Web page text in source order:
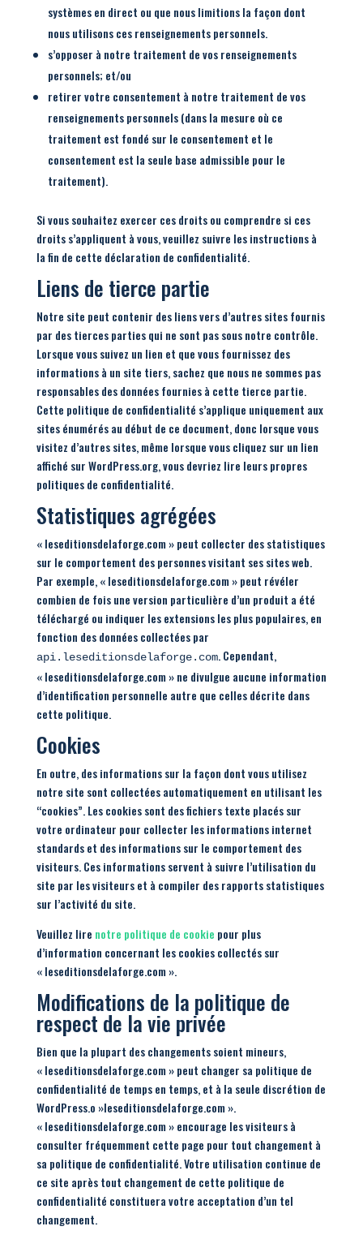
systèmes en direct ou que nous limitions la façon dont
nous utilisons ces renseignements personnels.
s’opposer à notre traitement de vos renseignements
personnels; et/ou
retirer votre consentement à notre traitement de vos
renseignements personnels (dans la mesure où ce
traitement est fondé sur le consentement et le
consentement est la seule base admissible pour le
traitement).
Si vous souhaitez exercer ces droits ou comprendre si ces
droits s’appliquent à vous, veuillez suivre les instructions à
la fin de cette déclaration de confidentialité.
Liens de tierce partie
Notre site peut contenir des liens vers d’autres sites fournis
par des tierces parties qui ne sont pas sous notre contrôle.
Lorsque vous suivez un lien et que vous fournissez des
informations à un site tiers, sachez que nous ne sommes pas
responsables des données fournies à cette tierce partie.
Cette politique de confidentialité s’applique uniquement aux
sites énumérés au début de ce document, donc lorsque vous
visitez d’autres sites, même lorsque vous cliquez sur un lien
affiché sur WordPress.org, vous devriez lire leurs propres
politiques de confidentialité.
Statistiques agrégées
« leseditionsdelaforge.com » peut collecter des statistiques
sur le comportement des personnes visitant ses sites web.
Par exemple, « leseditionsdelaforge.com » peut révéler
combien de fois une version particulière d’un produit a été
téléchargé ou indiquer les extensions les plus populaires, en
fonction des données collectées par
api.leseditionsdelaforge.com. Cependant,
« leseditionsdelaforge.com » ne divulgue aucune information
d’identification personnelle autre que celles décrite dans
cette politique.
Cookies
En outre, des informations sur la façon dont vous utilisez
notre site sont collectées automatiquement en utilisant les
“cookies”. Les cookies sont des fichiers texte placés sur
votre ordinateur pour collecter les informations internet
standards et des informations sur le comportement des
visiteurs. Ces informations servent à suivre l’utilisation du
site par les visiteurs et à compiler des rapports statistiques
sur l’activité du site.
Veuillez lire notre politique de cookie pour plus
d’information concernant les cookies collectés sur
« leseditionsdelaforge.com ».
Modifications de la politique de
respect de la vie privée
Bien que la plupart des changements soient mineurs,
« leseditionsdelaforge.com » peut changer sa politique de
confidentialité de temps en temps, et à la seule discrétion de
WordPress.o »leseditionsdelaforge.com ».
« leseditionsdelaforge.com » encourage les visiteurs à
consulter fréquemment cette page pour tout changement à
sa politique de confidentialité. Votre utilisation continue de
ce site après tout changement de cette politique de
confidentialité constituera votre acceptation d’un tel
changement.